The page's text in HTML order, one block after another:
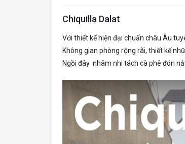
Chiquilla Dalat
Với thiết kế hiện đại chuẩn châu Âu
Không gian phòng rộng rãi, thiết kế
Ngồi đây nhâm nhi tách cà phê đón